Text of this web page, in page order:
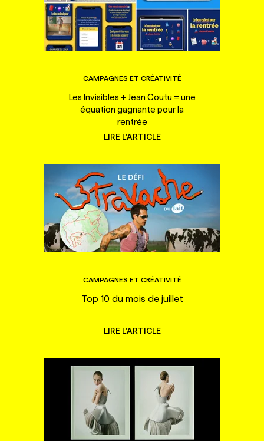
CAMPAGNES ET CRÉATIVITÉ
Les Invisibles + Jean Coutu = une
équation gagnante pour la
rentrée
LIRE L'ARTICLE
CAMPAGNES ET CRÉATIVITÉ
Top 10 du mois de juillet
LIRE L'ARTICLE